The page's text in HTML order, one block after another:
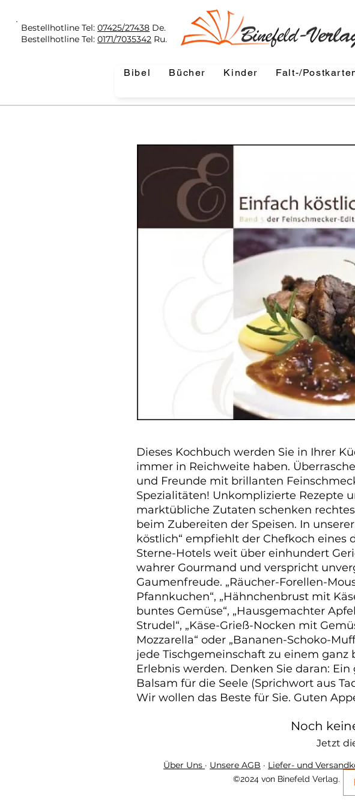
Bestellhotline Tel:07425/27438 De.
Bestellhotline Tel:0171/7035342 Ru.
Bibel Bücher Kinder Falt-/
Dieses Kochbuch werden Sie in Ihrer
immer in Reichweite haben.
und Freunde mit brillanten
Spezialitäten! Unkomplizierte Rezepte
marktübliche Zutaten schenken
beim Zubereiten der Speisen. In
köstlich“ empfiehlt der Chefkoch eines
Sterne-Hotels weit über einhundert
wahrer Gourmand und verspricht
Gaumenfreude. „Räucher-Forellen-
Pfannkuchen“, „Hähnchenbrust mit
buntes Gemüse“, „Hausgemachter
Strudel“, „Käse-Grieß-Nocken mit
Mozzarella“ oder „Bananen-Schoko-
jede Tischgemeinschaft zu einem ganz
Erlebnis werden. Denken Sie daran: Ein
Balsam für die Seele (Sprichwort aus
Wir wollen das Beste für Sie. Guten
Noch
Jetzt
Über Uns · Unsere AGB · Liefer- und
©2024 von Binefeld Verlag.